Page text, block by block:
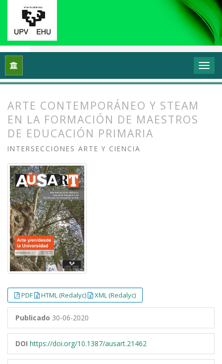
Inicio Vol. 8 Núm. 1 (2020): Arte y/en/desde la
ARTE CONTEMPORÁNEO Y STEAM
EN LA FORMACIÓN DE MAESTROS
DE EDUCACIÓN PRIMARIA
INTERSECCIONES ARTE Y CIENCIA
PDF HTML (Redalyc) XML (Redalyc)
Publicado 30-06-2020
DOI https://doi.org/10.1387/ausart.21462